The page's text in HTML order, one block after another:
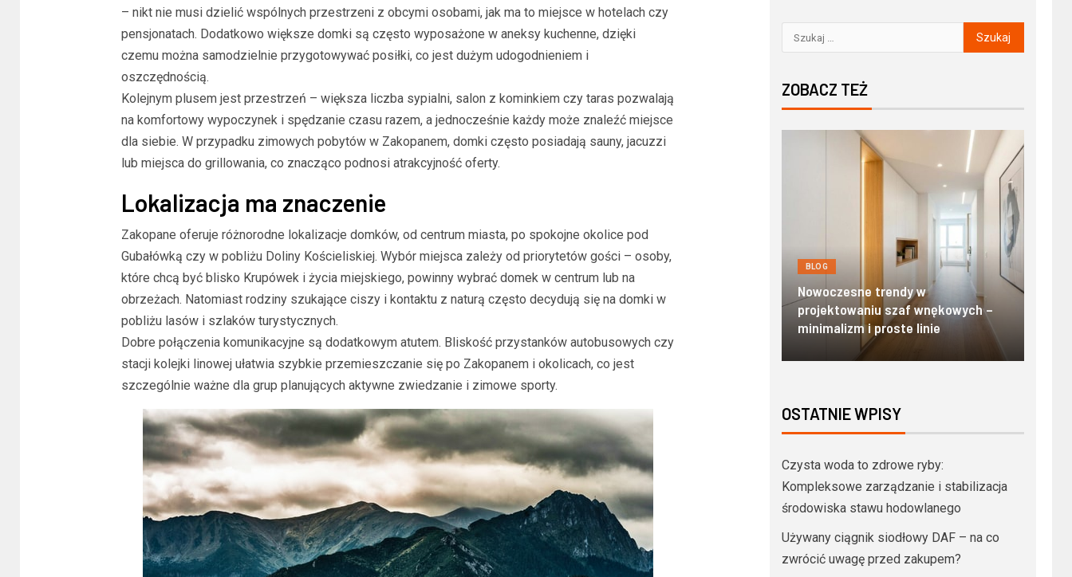
– nikt nie musi dzielić wspólnych przestrzeni z obcymi osobami, jak ma to miejsce w hotelach czy
pensjonatach. Dodatkowo większe domki są często wyposażone w aneksy kuchenne, dzięki
czemu można samodzielnie przygotowywać posiłki, co jest dużym udogodnieniem i
oszczędnością.
Kolejnym plusem jest przestrzeń – większa liczba sypialni, salon z kominkiem czy taras pozwalają
na komfortowy wypoczynek i spędzanie czasu razem, a jednocześnie każdy może znaleźć miejsce
dla siebie. W przypadku zimowych pobytów w Zakopanem, domki często posiadają sauny, jacuzzi
lub miejsca do grillowania, co znacząco podnosi atrakcyjność oferty.
Lokalizacja ma znaczenie
Zakopane oferuje różnorodne lokalizacje domków, od centrum miasta, po spokojne okolice pod
Gubałówką czy w pobliżu Doliny Kościeliskiej. Wybór miejsca zależy od priorytetów gości – osoby,
które chcą być blisko Krupówek i życia miejskiego, powinny wybrać domek w centrum lub na
obrzeżach. Natomiast rodziny szukające ciszy i kontaktu z naturą często decydują się na domki w
pobliżu lasów i szlaków turystycznych.
Dobre połączenia komunikacyjne są dodatkowym atutem. Bliskość przystanków autobusowych czy
stacji kolejki linowej ułatwia szybkie przemieszczanie się po Zakopanem i okolicach, co jest
szczególnie ważne dla grup planujących aktywne zwiedzanie i zimowe sporty.
ZOBACZ TEŻ
Trwała i stylowa posadzka w sercu
domu: Nowe spojrzenie na
kuchenne płytki podłogowe
Czysta woda to zdrowe ryby:
Kompleksowe zarządzanie i
stabilizacja środowiska stawu
Nowoczesne trendy w
projektowaniu szaf wnękowych –
minimalizm i proste linie
BLOG
OSTATNIE WPISY
Czysta woda to zdrowe ryby:
Kompleksowe zarządzanie i stabilizacja
środowiska stawu hodowlanego
Używany ciągnik siodłowy DAF – na co
zwrócić uwagę przed zakupem?